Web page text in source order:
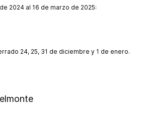
2024 al 16 de marzo de 2025:
24, 25, 31 de diciembre y 1 de enero.